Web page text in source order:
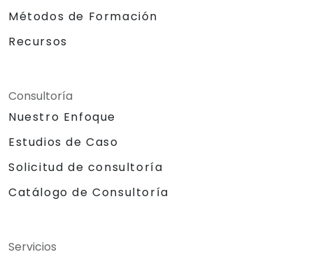
Métodos de Formación
Recursos
Consultoría
Nuestro Enfoque
Estudios de Caso
Solicitud de consultoría
Catálogo de Consultoría
Servicios